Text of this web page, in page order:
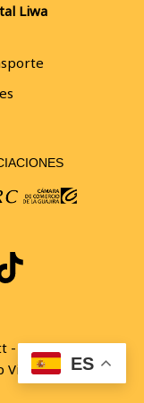
Liwa
- All rights
Viajero ES